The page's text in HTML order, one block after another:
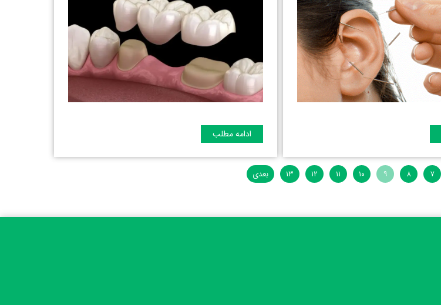
ادامه مطلب
۷ ۸ ۹ ۱۰ ۱۱ ۱۲ ۱۳ بعدی